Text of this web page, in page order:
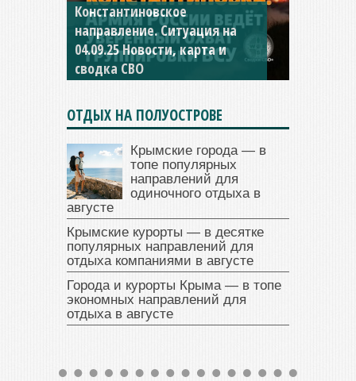
Константиновское
направление. Ситуация на
04.09.25 Новости, карта и
сводка СВО
ОТДЫХ НА ПОЛУОСТРОВЕ
Крымские города — в
топе популярных
направлений для
одиночного отдыха в
августе
Крымские курорты — в десятке
популярных направлений для
отдыха компаниями в августе
Города и курорты Крыма — в топе
экономных направлений для
отдыха в августе